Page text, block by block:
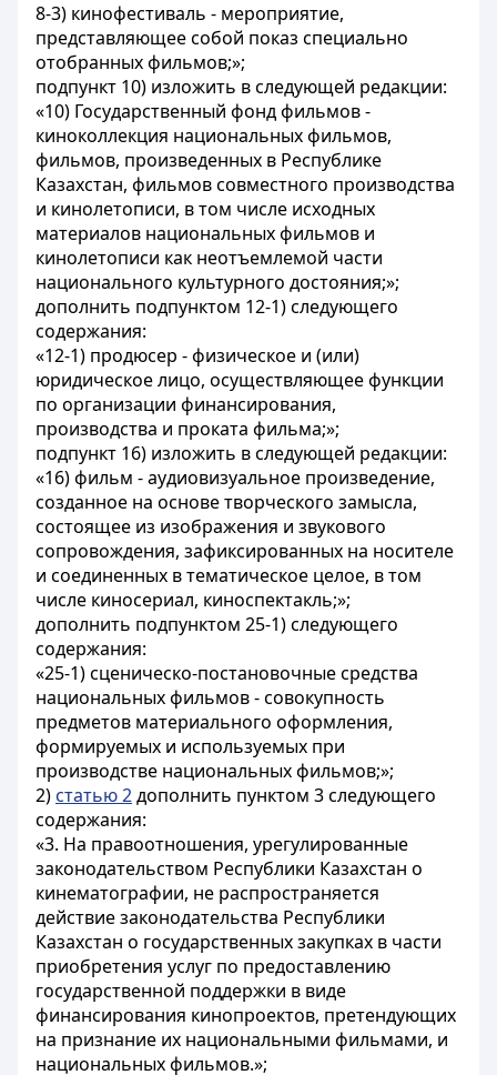
8-3) кинофестиваль - мероприятие,
представляющее собой показ специально
отобранных фильмов;»;
подпункт 10) изложить в следующей редакции:
«10) Государственный фонд фильмов -
киноколлекция национальных фильмов,
фильмов, произведенных в Республике
Казахстан, фильмов совместного производства
и кинолетописи, в том числе исходных
материалов национальных фильмов и
кинолетописи как неотъемлемой части
национального культурного достояния;»;
дополнить подпунктом 12-1) следующего
содержания:
«12-1) продюсер - физическое и (или)
юридическое лицо, осуществляющее функции
по организации финансирования,
производства и проката фильма;»;
подпункт 16) изложить в следующей редакции:
«16) фильм - аудиовизуальное произведение,
созданное на основе творческого замысла,
состоящее из изображения и звукового
сопровождения, зафиксированных на носителе
и соединенных в тематическое целое, в том
числе киносериал, киноспектакль;»;
дополнить подпунктом 25-1) следующего
содержания:
«25-1) сценическо-постановочные средства
национальных фильмов - совокупность
предметов материального оформления,
формируемых и используемых при
производстве национальных фильмов;»;
2) статью 2дополнить пунктом 3 следующего
содержания:
«3. На правоотношения, урегулированные
законодательством Республики Казахстан о
кинематографии, не распространяется
действие законодательства Республики
Казахстан о государственных закупках в части
приобретения услуг по предоставлению
государственной поддержки в виде
финансирования кинопроектов, претендующих
на признание их национальными фильмами, и
национальных фильмов.»;